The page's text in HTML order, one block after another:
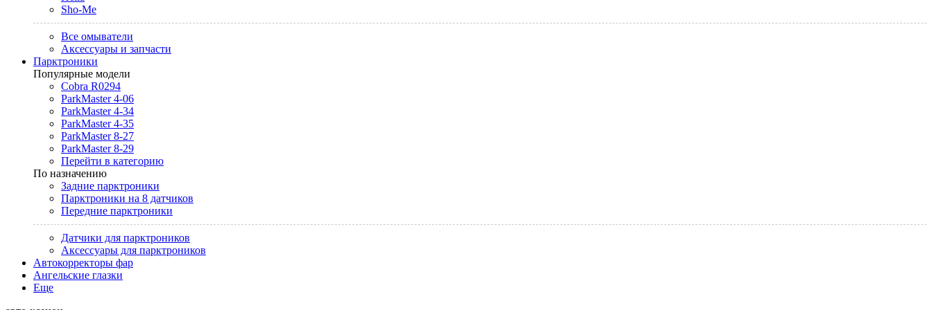
Sho-Me
Все омыватели
Аксессуары и запчасти
Парктроники
Популярные модели
Cobra R0294
ParkMaster 4-06
ParkMaster 4-34
ParkMaster 4-35
ParkMaster 8-27
ParkMaster 8-29
Перейти в категорию
По назначению
Задние парктроники
Парктроники на 8 датчиков
Передние парктроники
Датчики для парктроников
Аксессуары для парктроников
Автокорректоры фар
Ангельские глазки
Еще